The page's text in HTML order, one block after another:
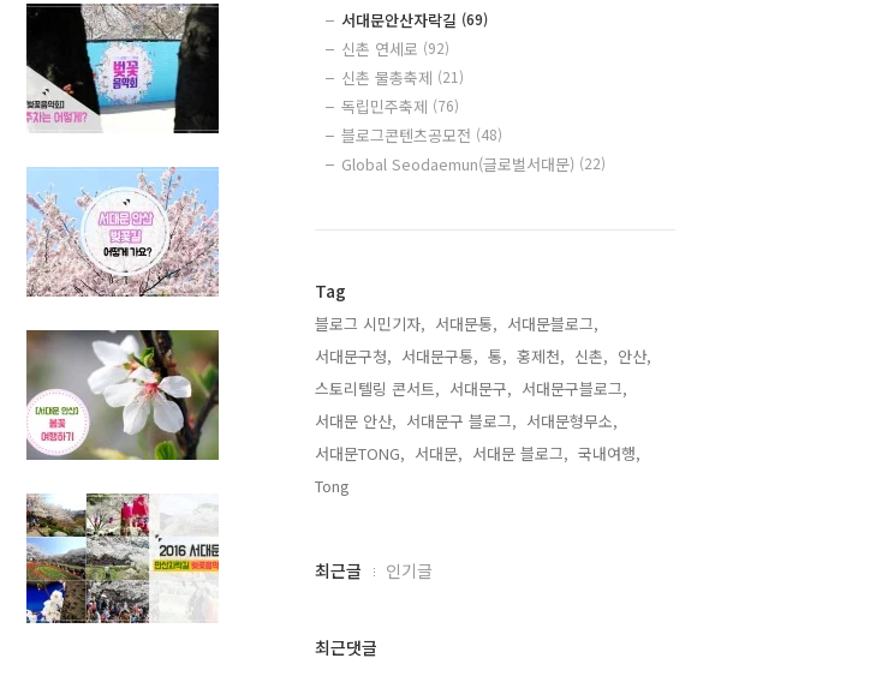
서대문안산자락길 (69)
신촌 연세로 (92)
신촌 물총축제 (21)
독립민주축제 (76)
블로그콘텐츠공모전 (48)
Global Seodaemun(글로벌서대문) (22)
Tag
블로그 시민기자, 서대문통, 서대문블로그,
서대문구청, 서대문구통, 통, 홍제천, 신촌, 안산,
스토리텔링 콘서트, 서대문구, 서대문구블로그,
서대문 안산, 서대문구 블로그, 서대문형무소,
서대문TONG, 서대문, 서대문 블로그, 국내여행,
Tong,
최
과
최근글 인기글
최근댓글